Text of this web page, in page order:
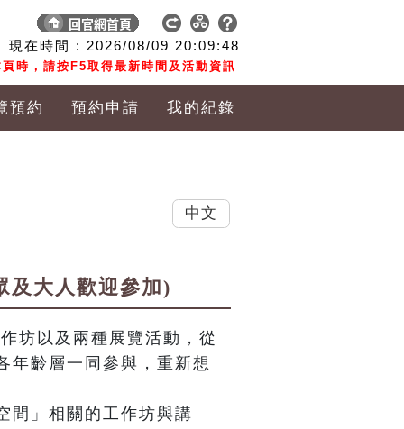
現在時間 : 2026/08/09 20:09:49
時，請按F5取得最新時間及活動資訊
預約 預約申請 我的紀錄
及大人歡迎參加)
坊以及兩種展覽活動，從
年齡層一同參與，重新想
間」相關的工作坊與講